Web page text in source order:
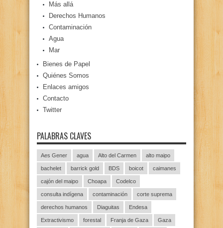
Más allá
Derechos Humanos
Contaminación
Agua
Mar
Bienes de Papel
Quiénes Somos
Enlaces amigos
Contacto
Twitter
PALABRAS CLAVES
Aes Gener agua Alto del Carmen alto maipo
bachelet barrick gold BDS boicot caimanes
cajón del maipo Choapa Codelco
consulta indígena contaminación corte suprema
derechos humanos Diaguitas Endesa
Extractivismo forestal Franja de Gaza Gaza